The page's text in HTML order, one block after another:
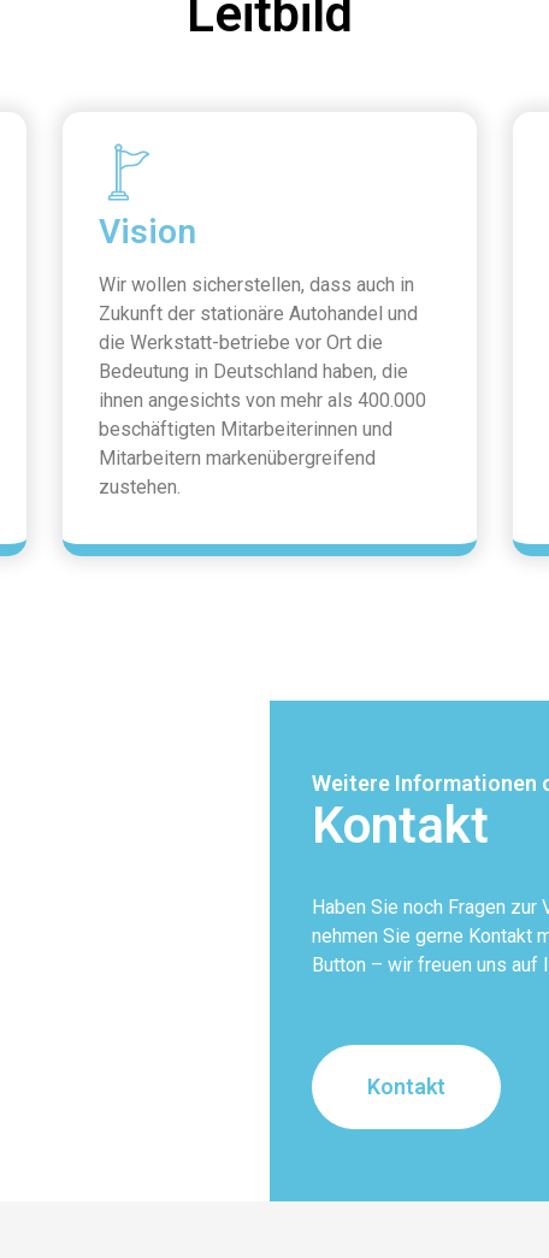
Leitbild
Vision
Wir wollen sicherstellen, dass auch in
Zukunft der stationäre Autohandel und
die Werkstatt-betriebe vor Ort die
Bedeutung in Deutschland haben, die
ihnen angesichts von mehr als 400.000
beschäftigten Mitarbeiterinnen und
Mitarbeitern markenübergreifend
zustehen.
Weitere Informationen
Kontakt
Haben Sie noch Fragen zur
nehmen Sie gerne Kontakt
Button – wir freuen uns auf
Kontakt